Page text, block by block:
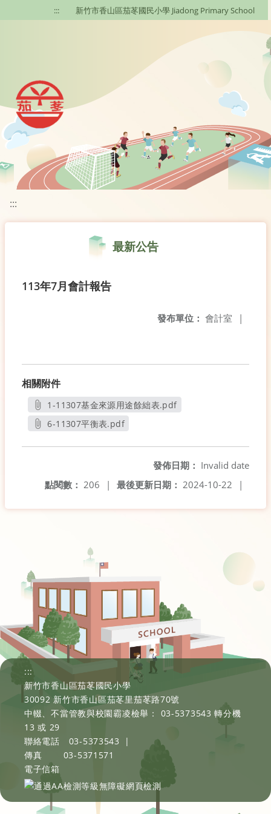
移至網頁之主要內容區位置
::: 新竹市香山區茄苳國民小學 Jiadong Primary School
:::
最新公告
113年7月會計報告
發布單位： 會計室 |
相關附件
1-11307基金來源用途餘絀表.pdf
另開新視窗
6-11307平衡表.pdf
發佈日期： Invalid date
最後更新日期： 2024-10-22 |
點閱數： 206 |
:::
新竹市香山區茄苳國民小學
30092 新竹市香山區茄苳里茄苳路70號
中輟、不當管教與校園霸凌檢舉： 03-5373543 轉分機
13 或 29
聯絡電話
03-5373543
|
傳真
03-5371571
電子信箱